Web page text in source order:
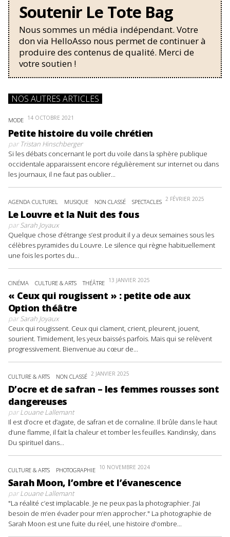
Soutenir Le Tote Bag
Nous sommes un média indépendant. Votre
don via HelloAsso nous permet de continuer à
produire des contenus de qualité. Merci de
votre soutien !
NOS AUTRES ARTICLES
MODE 14 OCTOBRE 2021
Petite histoire du voile chrétien
parTristan Hinschberger
Si les débats concernant le port du voile dans la sphère publique
occidentale apparaissent encore régulièrement sur internet ou dans
les journaux, il ne faut pas oublier...
AGENDA CULTUREL MUSIQUE NON CLASSÉ SPECTACLES 2 FÉVRIER 2025
Le Louvre et la Nuit des fous
parSarah Joyaux
Quelque chose d’étrange s’est produit il y a deux semaines sous les
célèbres pyramides du Louvre. Le silence qui règne habituellement
une fois les portes du...
CINÉMA CULTURE & ARTS THÉÂTRE 13 JANVIER 2025
« Ceux qui rougissent » : petite ode aux
Option théâtre
parSarah Joyaux
Ceux qui rougissent. Ceux qui clament, crient, pleurent, jouent,
sourient. Timidement, les yeux baissés parfois. Mais qui se relèvent
progressivement. Bienvenue au cœur de...
CULTURE & ARTS NON CLASSÉ 2 JANVIER 2025
D’ocre et de safran – les femmes rousses sont
dangereuses
parLouane Lallemant
Il est d’ocre et d’agate, de safran et de cornaline. Il brûle dans le haut
d’une flamme, il fait la chaleur et tomber les feuilles. Kandinsky, dans
Du spirituel dans...
CULTURE & ARTS PHOTOGRAPHIE 10 NOVEMBRE 2024
Sarah Moon, l’ombre et l’évanescence
parLouane Lallemant
"La réalité c’est implacable. Je ne peux pas la photographier. J’ai
besoin de m’en évader pour m’en approcher." La photographie de
Sarah Moon est une fuite du réel, une histoire d'ombre...